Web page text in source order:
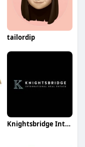
tailordip
Knightsbridge International Real Estate